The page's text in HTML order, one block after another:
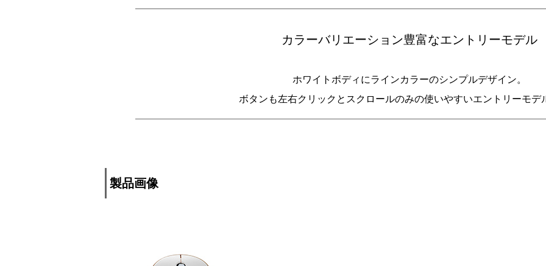
カラーバリエーション豊富なエントリーモデル
ホワイトボディにラインカラーのシンプルデザイン。
ボタンも左右クリックとスクロールのみの使いやすいエントリーモデ
製品画像